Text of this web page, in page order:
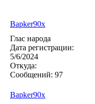
Bapker90x
Глас народа
Дата регистрации:
5/6/2024
Откуда:
Сообщений: 97
Bapker90x